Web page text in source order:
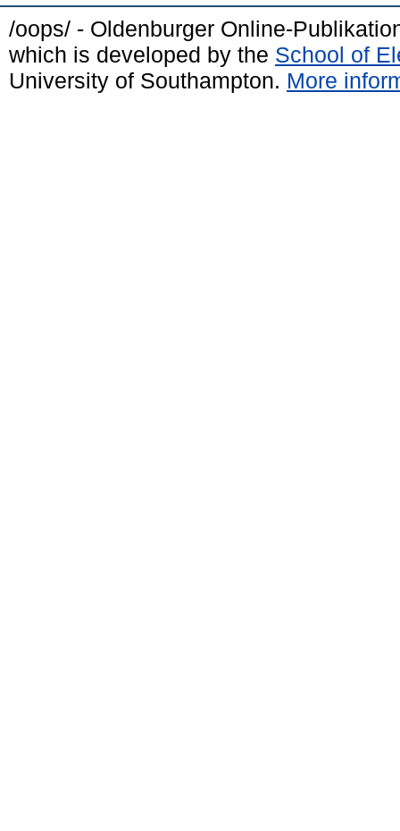
/oops/ - Oldenburger Online-
which is developed by the School of
University of Southampton. More